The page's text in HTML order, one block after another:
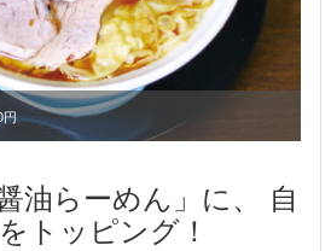
円
油らーめん」に、 自
トッピング！